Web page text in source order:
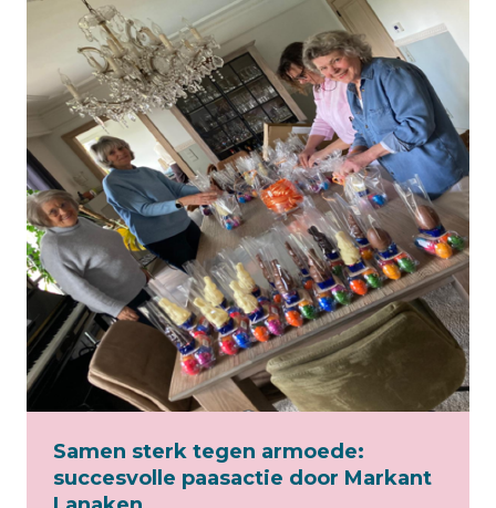
Samen sterk tegen armoede:
succesvolle paasactie door Markant